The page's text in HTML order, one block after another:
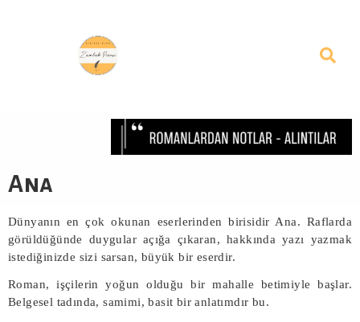
Ana
Dünyanın en çok okunan eserlerinden birisidir Ana. Raflarda
görüldüğünde duygular açığa çıkaran, hakkında yazı yazmak
istediğinizde sizi sarsan, büyük bir eserdir.
Roman, işçilerin yoğun olduğu bir mahalle betimiyle başlar.
Belgesel tadında, samimi, basit bir anlatımdır bu.